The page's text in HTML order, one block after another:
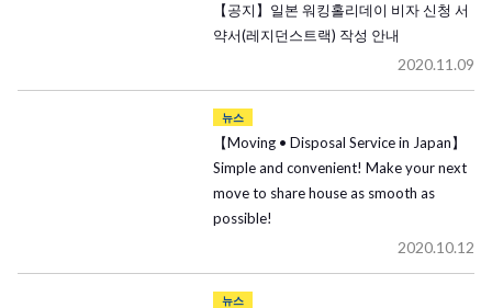
【공지】일본 워킹홀리데이 비자 신청 서
약서(레지던스트랙) 작성 안내
2020.11.09
뉴스
【Moving • Disposal Service in Japan】
Simple and convenient! Make your next
move to share house as smooth as
possible!
2020.10.12
뉴스